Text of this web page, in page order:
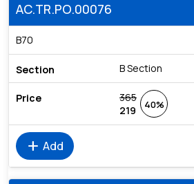
AC.TR.PO.00076
B70
B Section
365
219
40%
add Add